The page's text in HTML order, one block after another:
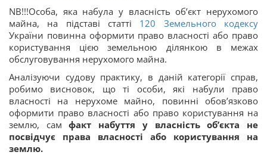
NB!!!Особа, яка набула у власність об’єкт нерухомого
майна, на підставі статті 120 Земельного кодексу
України повинна оформити право власності або право
користування цією земельною ділянкою в межах
обслуговування нерухомого майна.
Аналізуючи судову практику, в даній категорії справ,
робимо висновок, що ті особи, які набули право
власності на нерухоме майно, повинні обов’язково
оформити право власності або право користування на
землю, самфакт набуття у власність об’єкта не
посвідчує права власності або користування на
землю.